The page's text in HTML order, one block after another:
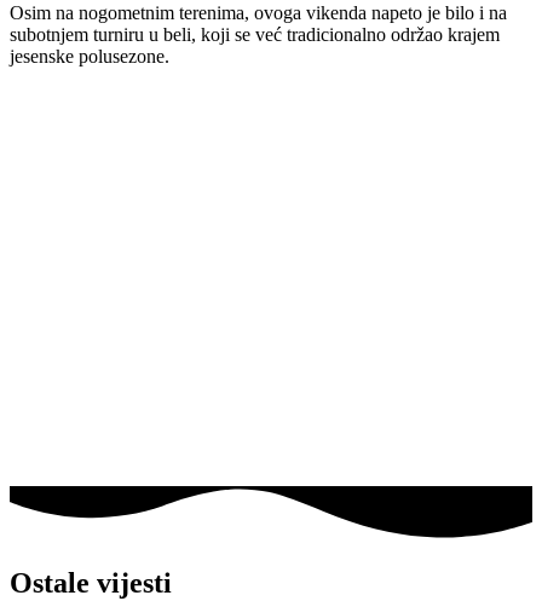
Osim na nogometnim terenima, ovoga vikenda napeto je bilo i na
subotnjem turniru u beli, koji se već tradicionalno održao krajem
jesenske polusezone.
Ostale vijesti